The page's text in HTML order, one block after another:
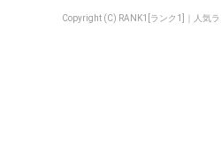
Copyright (C) RANK1[ランク1]｜人気